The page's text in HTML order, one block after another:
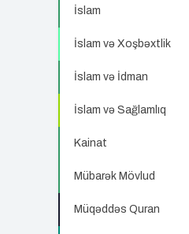
İslam
İslam və Xoşbəxtlik
İslam və İdman
İslam və Sağlamlıq
Kainat
Mübarək Mövlud
Müqəddəs Quran